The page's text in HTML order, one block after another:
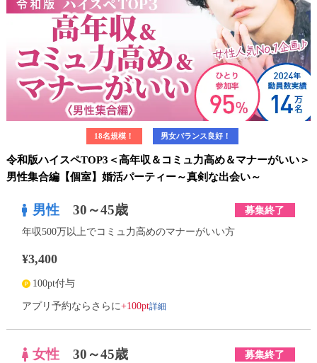
18名規模！ 男女バランス良好！
令和版ハイスペTOP3＜高年収＆コミュ力高め＆マナーがいい＞
男性集合編【個室】婚活パーティー～真剣な出会い～
男性 30～45歳 募集終了
年収500万以上でコミュ力高めのマナーがいい方
¥3,400
100pt付与
アプリ予約ならさらに+100pt詳細
女性 30～45歳 募集終了